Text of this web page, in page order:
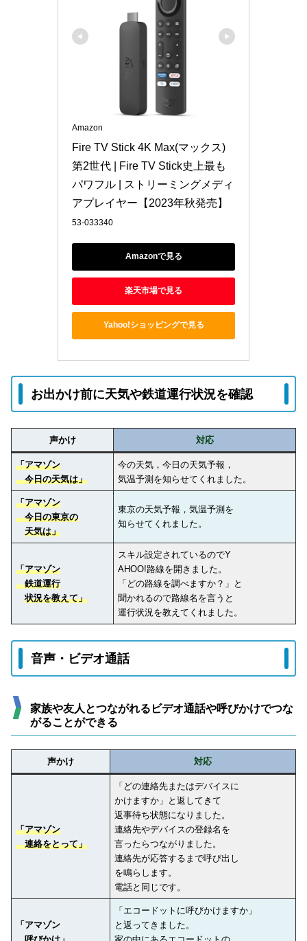
Amazon
Fire TV Stick 4K Max(マックス)
第2世代 | Fire TV Stick史上最も
パワフル | ストリーミングメディ
アプレイヤー【2023年秋発売】
53-033340
Amazonで見る
楽天市場で見る
Yahoo!ショッピングで見る
お出かけ前に天気や鉄道運行状況を確認
声かけ 対応
「アマゾン
今日の天気は」
今の天気，今日の天気予報，
気温予測を知らせてくれました。
「アマゾン
今日の東京の
天気は」
東京の天気予報，気温予測を
知らせてくれました。
「アマゾン
鉄道運行
状況を教えて」
スキル設定されているのでY
AHOO!路線を開きました。
「どの路線を調べますか？」と
聞かれるので路線名を言うと
運行状況を教えてくれました。
音声・ビデオ通話
家族や友人とつながれるビデオ通話や呼びかけでつな
がることができる
声かけ 対応
「アマゾン
連絡をとって」
「どの連絡先またはデバイスに
かけますか」と返してきて
返事待ち状態になりました。
連絡先やデバイスの登録名を
言ったらつながりました。
連絡先が応答するまで呼び出し
を鳴らします。
電話と同じです。
「アマゾン
「エコードットに呼びかけますか」
と返ってきました。